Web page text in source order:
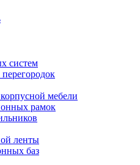
систем
мебели
рамок
ленты
баз